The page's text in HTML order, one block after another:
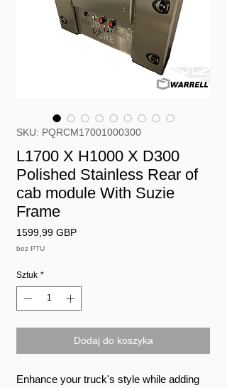
SKU: PQRCM17001000300
L1700 X H1000 X D300
Polished Stainless Rear of
cab module With Suzie
Frame
1599,99 GBPCena
bez PTU
Sztuk *
Dodaj do koszyka
Enhance your truck's style while adding